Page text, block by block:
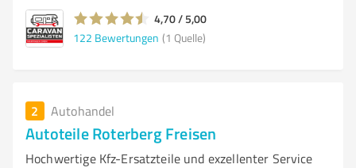
4,70 / 5,00
122 Bewertungen (1 Quelle)
2 Autohandel
Autoteile Roterberg Freisen
Hochwertige Kfz-Ersatzteile und exzellenter Service